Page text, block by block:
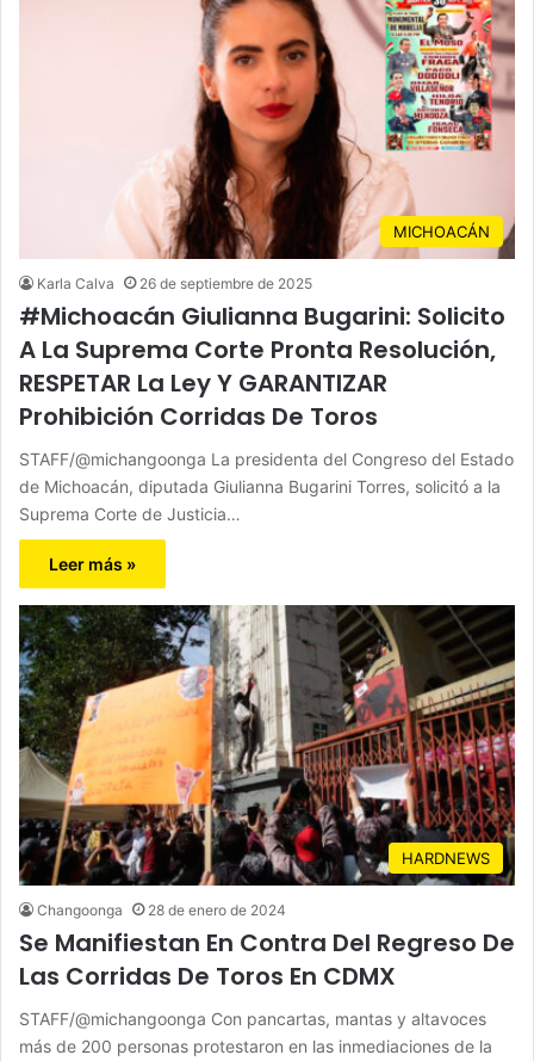
MICHOACÁN
Karla Calva 26 de septiembre de 2025
#Michoacán Giulianna Bugarini: Solicito
A La Suprema Corte Pronta Resolución,
RESPETAR La Ley Y GARANTIZAR
Prohibición Corridas De Toros
STAFF/@michangoonga La presidenta del Congreso del Estado
de Michoacán, diputada Giulianna Bugarini Torres, solicitó a la
Suprema Corte de Justicia…
Leer más »
HARDNEWS
Changoonga 28 de enero de 2024
Se Manifiestan En Contra Del Regreso De
Las Corridas De Toros En CDMX
STAFF/@michangoonga Con pancartas, mantas y altavoces
más de 200 personas protestaron en las inmediaciones de la